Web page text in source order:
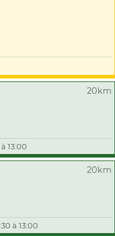
20km
13:00
20km
à 13:00